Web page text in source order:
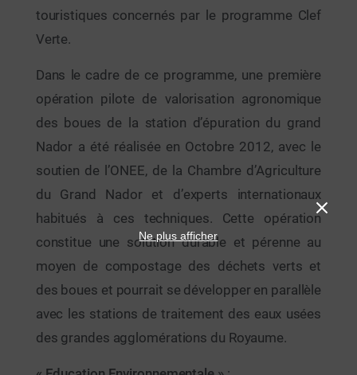
Ne plus afficher
touristiques concernés par le programme Clef
Verte.
Dans le cadre de ce programme, une première
opération pilote de valorisation agronomique
des boues de la station d’épuration du grand
Nador a été réalisée en Octobre 2012, avec le
soutien de l’ONEE, de la Chambre d’Agriculture
du Grand Nador et d’experts internationaux
habitués à ces techniques. Cette opération
constitue une solution durable et pérenne au
moyen de compostage des déchets verts et
des boues et pourrait se développer en parallèle
avec les stations de traitement des eaux usées
des grandes agglomérations du Royaume.